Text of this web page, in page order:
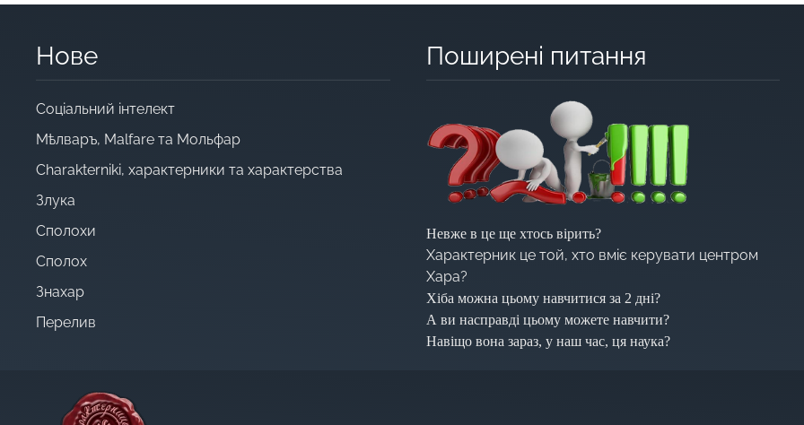
Нове
Cоціальний інтелект
Мѣлваръ, Malfare та Мольфар
Charakterniki, характерники та характерства
Злука
Сполохи
Сполох
Знахар
Перелив
Поширені питання
Невже в це ще хтось вірить?
Характерник це той, хто вміє керувати центром
Хара?
Хіба можна цьому навчитися за 2 дні?
А ви насправді цьому можете навчити?
Навіщо вона зараз, у наш час, ця наука?